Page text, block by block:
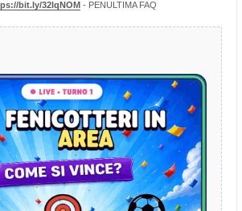
bit.ly/32lqNOM - PENULTIMA FAQ